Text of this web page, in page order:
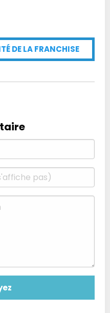
DE LA FRANCHISE